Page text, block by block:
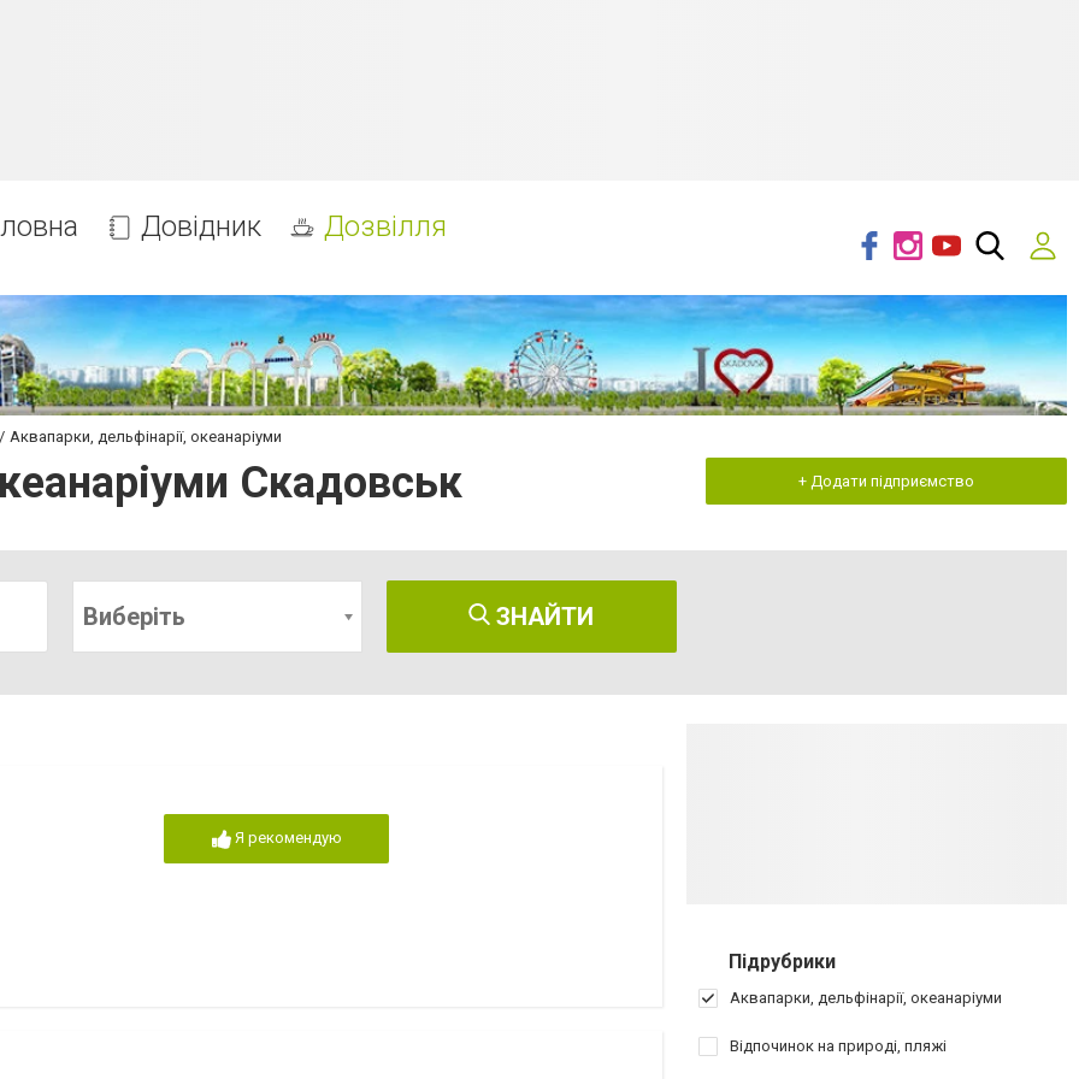
Довідник Дозвілля
Аквапарки, дельфінарії, океанаріуми
Скадовськ + Додати підприємство
Виберіть ЗНАЙТИ
Я рекомендую
Підрубрики
Аквапарки, дельфінарії, океанаріуми
Відпочинок на природі, пляжі